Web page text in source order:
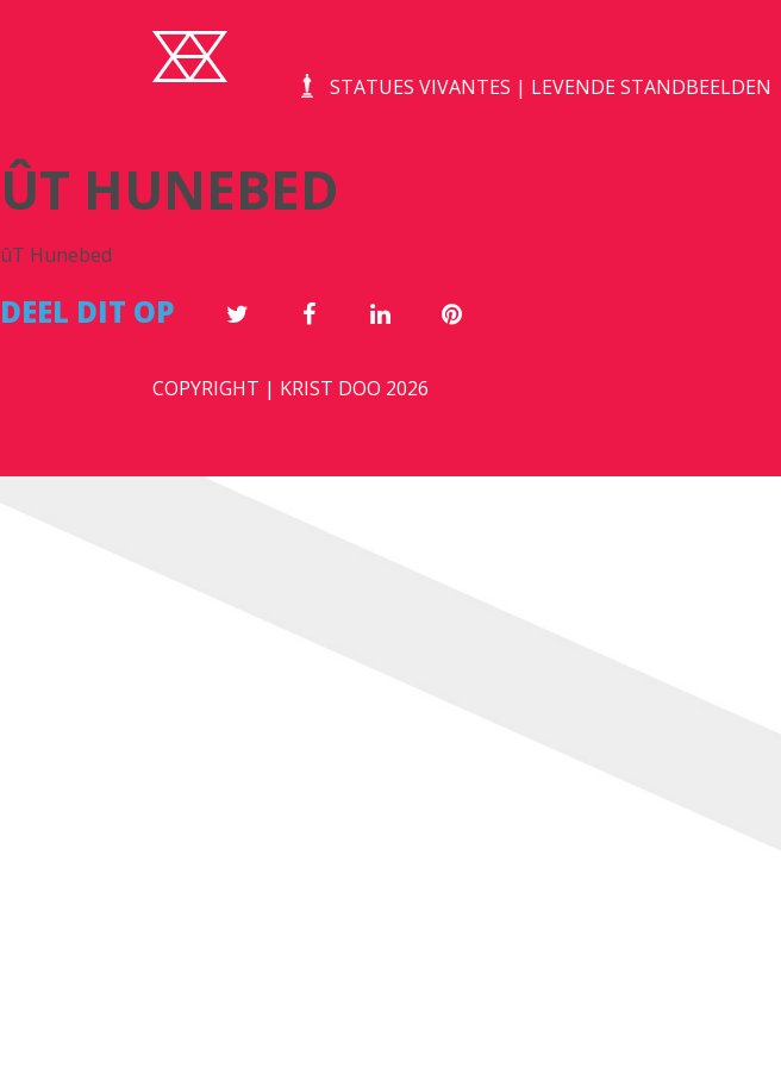
STATUES VIVANTES | LEVENDE STANDBEELDEN
ÛT
ÛT HUNEBED
ûT Hunebed
DEEL DIT OP
COPYRIGHT | KRIST DOO 2026